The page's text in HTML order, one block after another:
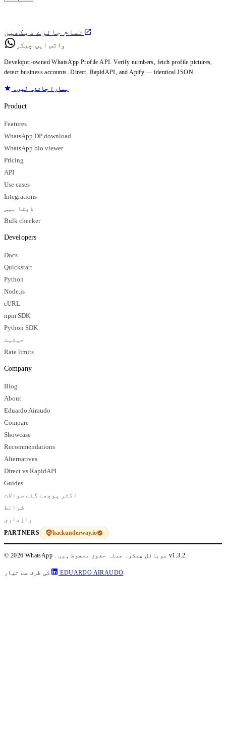
تمام جائزے دیکھیں
واٹس ایپ چیکر
Developer-owned WhatsApp Profile API. Verify numbers, fetch profile pictures,
detect business accounts. Direct, RapidAPI, and Apify — identical JSON.
ہمارا جائزہ لیں۔
Product
Features
WhatsApp DP download
WhatsApp bio viewer
Pricing
API
Use cases
Integrations
ڈیٹا بیس
Bulk checker
Developers
Docs
Quickstart
Python
Node.js
cURL
npm SDK
Python SDK
حیثیت
Rate limits
Company
Blog
About
Eduardo Airaudo
Compare
Showcase
Recommendations
Alternatives
Direct vs RapidAPI
Guides
اکثر پوچھے گئے سوالات
شرائط
رازداری
PARTNERS hackunderway.io
© 2026 WhatsApp موبائل چیکر۔ جملہ حقوق محفوظ ہیں۔v1.3.2
کی طرف سے تیار EDUARDO AIRAUDO